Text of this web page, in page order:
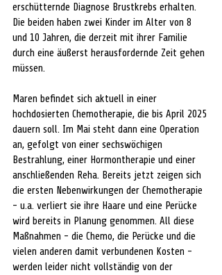
erschütternde Diagnose Brustkrebs erhalten.
Die beiden haben zwei Kinder im Alter von 8
und 10 Jahren, die derzeit mit ihrer Familie
durch eine äußerst herausfordernde Zeit gehen
müssen.
Maren befindet sich aktuell in einer
hochdosierten Chemotherapie, die bis April 2025
dauern soll. Im Mai steht dann eine Operation
an, gefolgt von einer sechswöchigen
Bestrahlung, einer Hormontherapie und einer
anschließenden Reha. Bereits jetzt zeigen sich
die ersten Nebenwirkungen der Chemotherapie
- u.a. verliert sie ihre Haare und eine Perücke
wird bereits in Planung genommen. All diese
Maßnahmen - die Chemo, die Perücke und die
vielen anderen damit verbundenen Kosten -
werden leider nicht vollständig von der